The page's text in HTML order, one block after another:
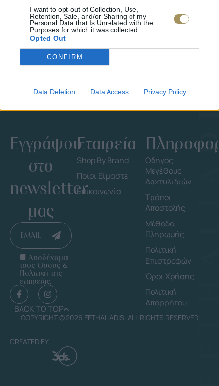
I want to opt-out of Collection, Use,
Retention, Sale, and/or Sharing of my
Personal Data that Is Unrelated with the
Purposes for which it was collected.
Opted Out
CONFIRM
Data Deletion Data Access Privacy Policy
ΜΟΝΌΠΕΤΡΟ ΔΑΧΤΥΛΊΔΙ ΜΕ
ΔΙΑΜΆΝΤΙ 0.35CT
€1.737€
Εγγράψου
στο
newsletter
μας
EMAIL
Αποδέχομαι
τους Όρους &
Πολιτική της
εταιρείας.
BACK TO TOP
Εταιρεία
Shop By Brand
Ποιοι Είμαστε
Επικοινωνία
Οδηγός
Μεγέθους
Δαχτυλιδιών
Τρόποι
Αποστολής
Μέθοδοι
Πληρωμής
Πολιτική
Επιστροφών
Όροι Χρήσης
Πολιτική
Απορρήτου
COPYRIGHT © 2026 EFTHALIADIS. ALL RIGHTS RESERVED
CREATED BY